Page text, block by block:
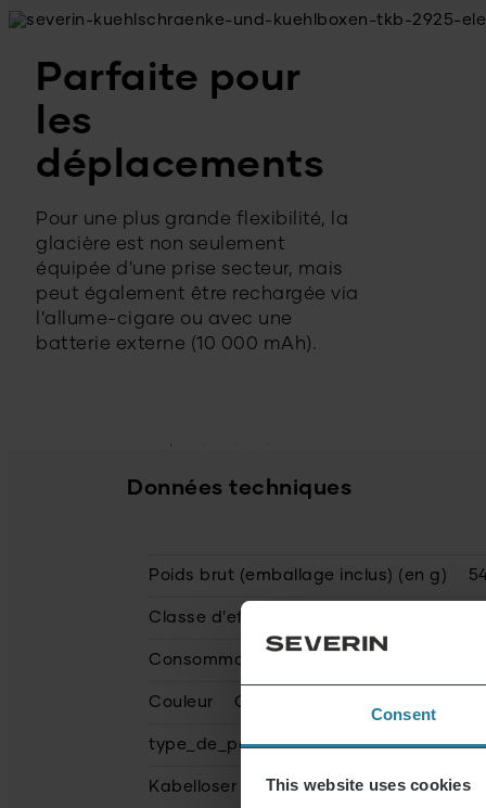
Consent
This website uses cookies
Parfaite pour
les
déplacements
Pour une plus grande flexibilité, la
glacière est non seulement
équipée d'une prise secteur, mais
peut également être rechargée via
l'allume-cigare ou avec une
batterie externe (10 000 mAh).
Données techniques
Poids brut (emballage inclus) (en g)
Classe d'efficacité énergétique
Consommation énergétique/an (en kWh)
Couleur Couleur gris, vert
type_de_poignee Poignée de
Kabelloser Betrieb oui